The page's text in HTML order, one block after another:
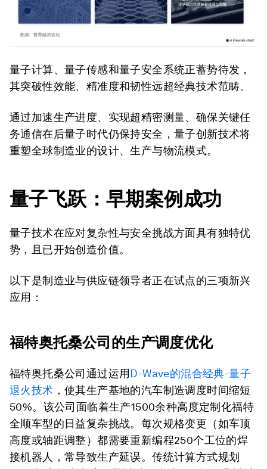
量子计算、量子传感和量子安全系统正蓄势待发，
其突破性效能、精准度和韧性远超经典技术范畴。
通过加速生产进度、实现超精密测量、确保关键任
务通信在后量子时代仍保持安全，量子创新技术将
重塑全球制造业的设计、生产与物流模式。
量子飞跃：早期案例成功
量子技术在应对复杂性与安全挑战方面具有独特优
势，且已开始创造价值。
以下是制造业与供应链领导者正在试点的三项新兴
应用：
福特奥托桑公司的生产调度优化
福特奥托桑公司通过运用D-Wave的混合经典-量子
退火技术 ，使其生产基地的汽车制造调度时间缩短
50%。该公司面临着生产1500余种高度定制化福特
全顺车型的日益复杂挑战。每次规格变更（如车顶
高度或轴距调整）都需要重新编程250个工位的焊
接机器人，常导致生产延误。传统计算方式规划